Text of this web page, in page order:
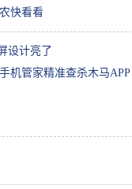
快看看
设计亮了
机管家精准查杀木马APP